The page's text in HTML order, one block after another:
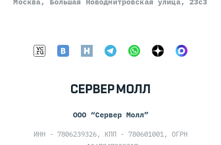
ООО “Сервер Молл”
ИНН - 7806239326, КПП - 780601001, ОГРН